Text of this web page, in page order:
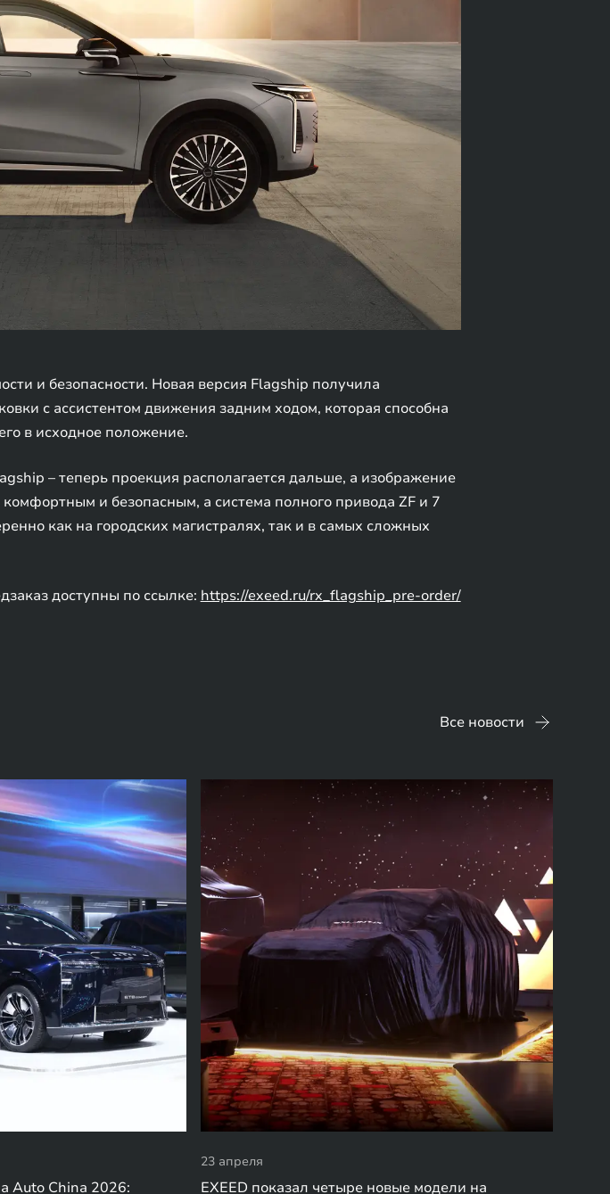
и безопасности. Новая версия Flagship получила
с ассистентом движения задним ходом, которая способна
в исходное положение.
– теперь проекция располагается дальше, а изображение
и безопасным, а система полного привода ZF и 7
как на городских магистралях, так и в самых сложных
доступны по ссылке: https://exeed.ru/rx_flagship_pre-order/
Все новости
Auto China 2026:
23 апреля
EXEED показал четыре новые модели на